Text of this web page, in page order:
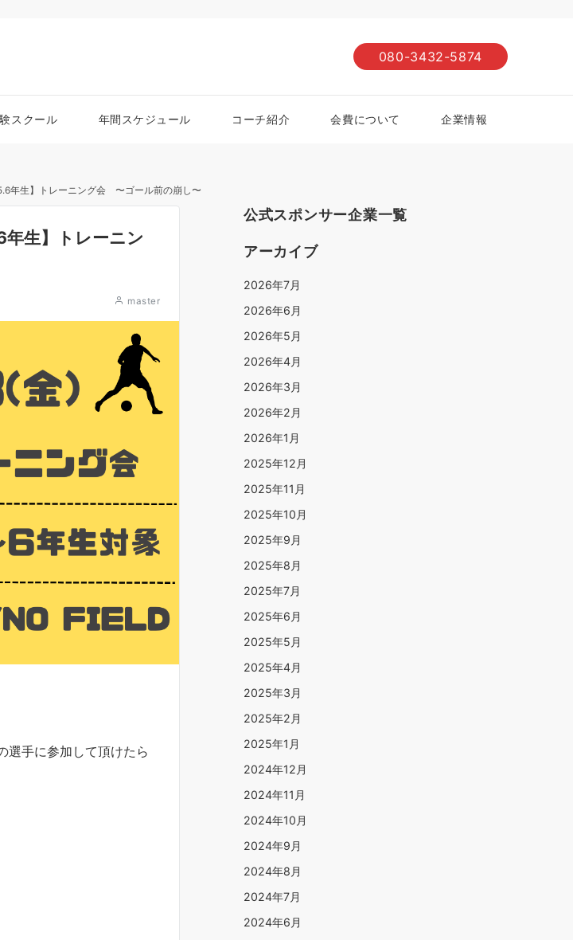
080-3432-5874
スクール 年間スケジュール コーチ紹介 会費について 企業情報
年生】トレーニング会 〜ゴール前の崩し〜
生】トレーニン
master
選手に参加して頂けたら
公式スポンサー企業一覧
アーカイブ
2026年7月
2026年6月
2026年5月
2026年4月
2026年3月
2026年2月
2026年1月
2025年12月
2025年11月
2025年10月
2025年9月
2025年8月
2025年7月
2025年6月
2025年5月
2025年4月
2025年3月
2025年2月
2025年1月
2024年12月
2024年11月
2024年10月
2024年9月
2024年8月
2024年7月
2024年6月